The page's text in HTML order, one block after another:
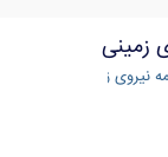
زمینی